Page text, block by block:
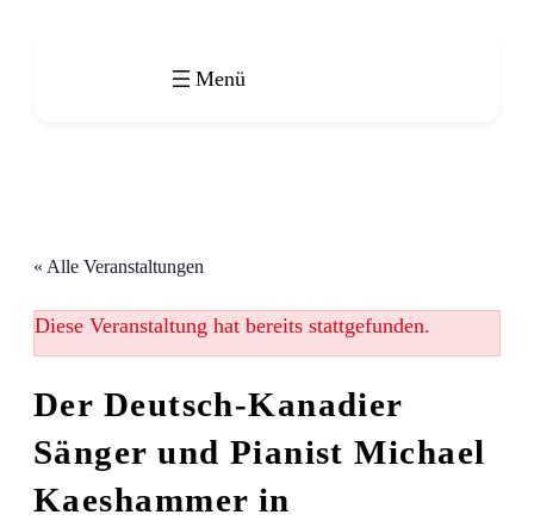
« Alle Veranstaltungen
Diese Veranstaltung hat bereits stattgefunden.
Der Deutsch-Kanadier
Sänger und Pianist Michael
Kaeshammer in